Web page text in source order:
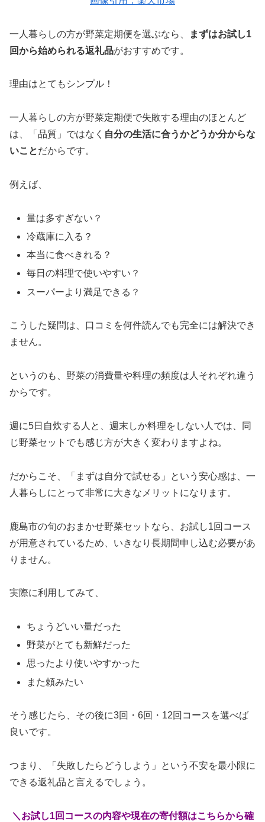
一人暮らしの方が野菜定期便を選ぶなら、
まずはお試し1
回から始められる返礼品がおすすめです。
理由はとてもシンプル！
一人暮らしの方が野菜定期便で失敗する理由のほとんど
は、「品質」ではなく 自分の生活に合うかどうか分からな
いことだからです。
例えば、
量は多すぎない？
冷蔵庫に入る？
本当に食べきれる？
毎日の料理で使いやすい？
スーパーより満足できる？
こうした疑問は、口コミを何件読んでも完全には解決でき
ません。
というのも、野菜の消費量や料理の頻度は人それぞれ違う
からです。
週に5日自炊する人と、週末しか料理をしない人では、同
じ野菜セットでも感じ方が大きく変わりますよね。
だからこそ、「まずは自分で試せる」という安心感は、一
人暮らしにとって非常に大きなメリットになります。
鹿島市の旬のおまかせ野菜セットなら、お試し1回コース
が用意されているため、いきなり長期間申し込む必要があ
りません。
実際に利用してみて、
ちょうどいい量だった
野菜がとても新鮮だった
思ったより使いやすかった
また頼みたい
そう感じたら、その後に3回・6回・12回コースを選べば
良いです。
つまり、「失敗したらどうしよう」という不安を最小限に
できる返礼品と言えるでしょう。
＼お試し1回コースの内容や現在の寄付額はこちらから確